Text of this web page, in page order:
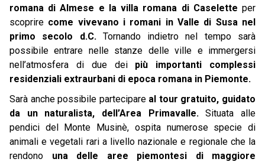
romana di Almese e la villa romana di Caselette per
scoprire come vivevano i romani in Valle di Susa nel
primo secolo d.C. Tornando indietro nel tempo sarà
possibile entrare nelle stanze delle ville e immergersi
nell’atmosfera di due dei più importanti complessi
residenziali extraurbani di epoca romana in Piemonte.
Sarà anche possibile partecipareal tour gratuito, guidato
da un naturalista, dell’Area Primavalle.Situata alle
pendici del Monte Musinè, ospita numerose specie di
animali e vegetali rari a livello nazionale e regionale che la
rendono una delle aree piemontesi di maggiore